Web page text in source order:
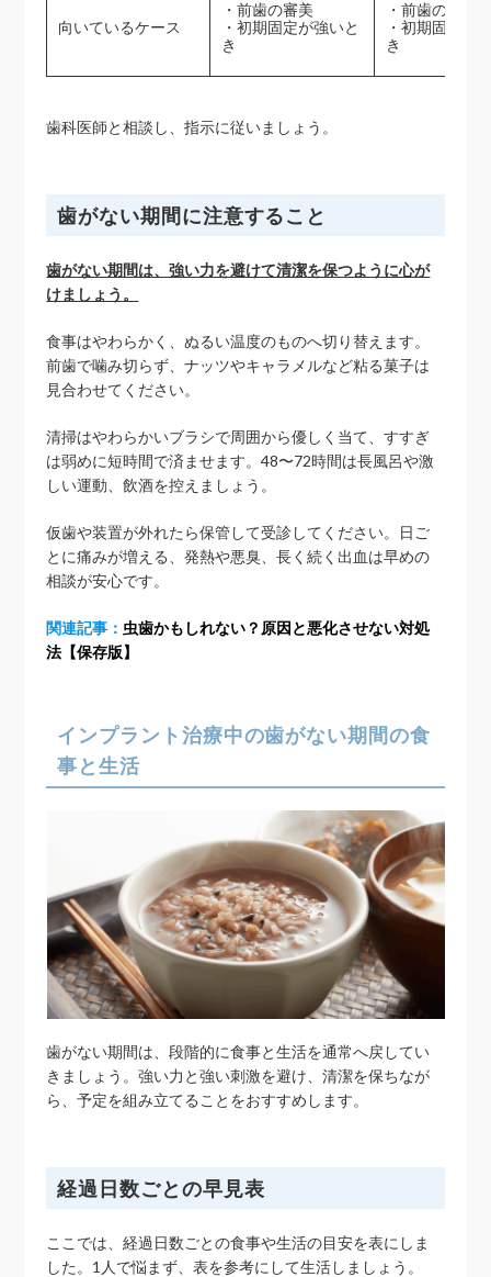
向いているケース
・前歯の審美
・初期固定が強いと
き
・前歯の短期
・初期固定が
き
歯科医師と相談し、指示に従いましょう。
歯がない期間に注意すること
歯がない期間は、強い力を避けて清潔を保つように心が
けましょう。
食事はやわらかく、ぬるい温度のものへ切り替えます。
前歯で噛み切らず、ナッツやキャラメルなど粘る菓子は
見合わせてください。
清掃はやわらかいブラシで周囲から優しく当て、すすぎ
は弱めに短時間で済ませます。48〜72時間は長風呂や激
しい運動、飲酒を控えましょう。
仮歯や装置が外れたら保管して受診してください。日ご
とに痛みが増える、発熱や悪臭、長く続く出血は早めの
相談が安心です。
関連記事： 虫歯かもしれない？原因と悪化させない対処
法【保存版】
インプラント治療中の歯がない期間の食
事と生活
歯がない期間は、段階的に食事と生活を通常へ戻してい
きましょう。強い力と強い刺激を避け、清潔を保ちなが
ら、予定を組み立てることをおすすめします。
経過日数ごとの早見表
ここでは、経過日数ごとの食事や生活の目安を表にしま
した。1人で悩まず、表を参考にして生活しましょう。